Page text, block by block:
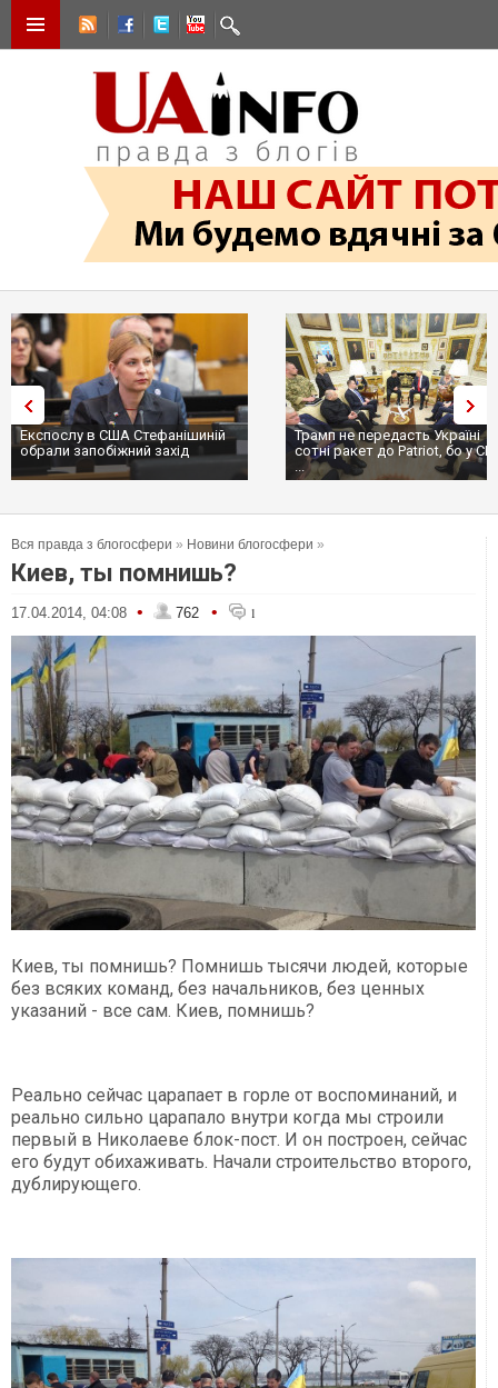
Трамп не передасть Україні
сотні ракет до Patriot, бо у США
Вибух у ресторані в Москві:
ціллю був головком ВКС
пр...
Вся правда з блогосфери » Новини блогосфери »
Киев, ты помнишь?
17.04.2014, 04:08 • 762 • 1
Киев, ты помнишь? Помнишь тысячи людей, которые
без всяких команд, без начальников, без ценных
указаний - все сам. Киев, помнишь?
Реально сейчас царапает в горле от воспоминаний, и
реально сильно царапало внутри когда мы строили
первый в Николаеве блок-пост. И он построен, сейчас
его будут обихаживать. Начали строительство второго,
дублирующего.